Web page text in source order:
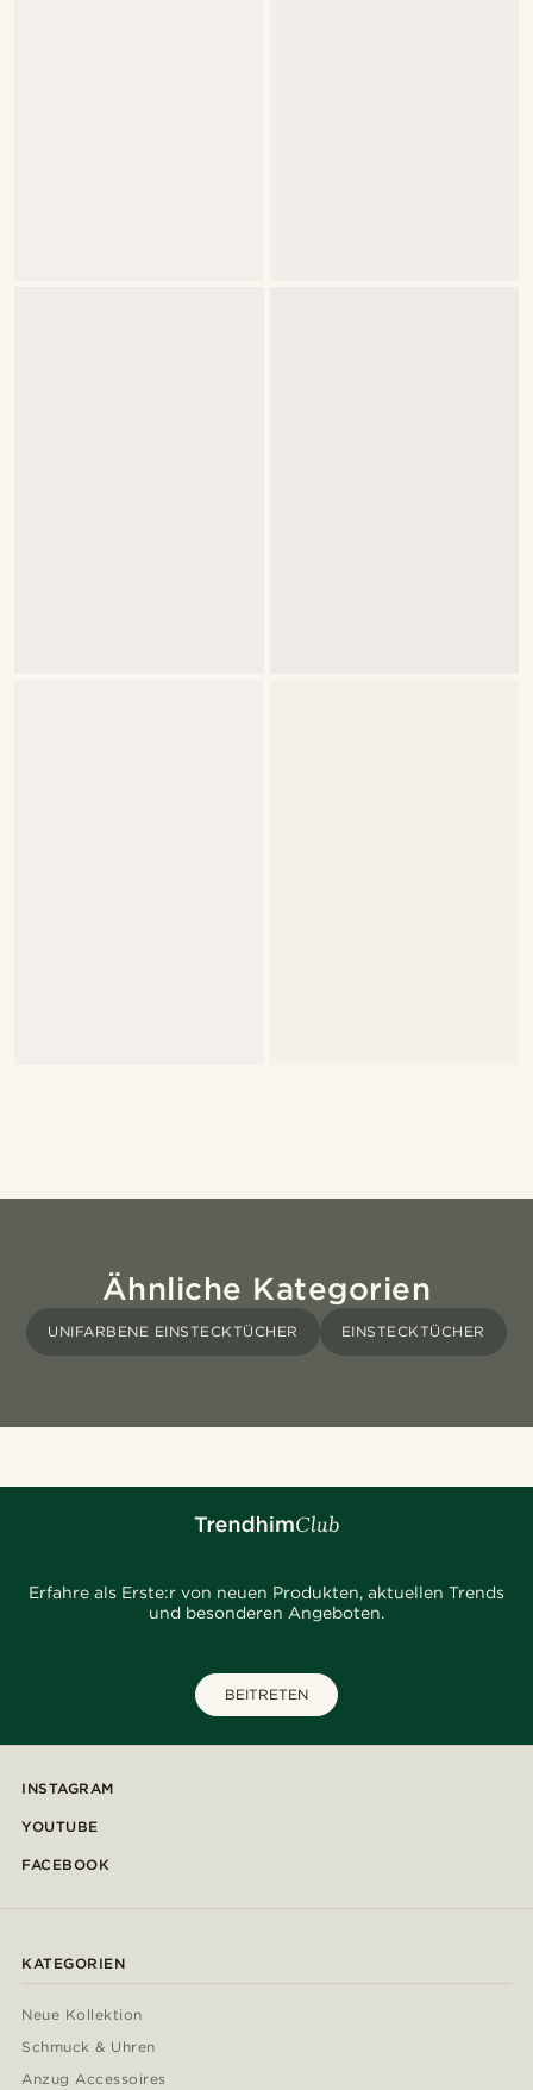
Ähnliche Kategorien
UNIFARBENE EINSTECKTÜCHER EINSTECKTÜCHER
Erfahre als Erste:r von neuen Produkten, aktuellen Trends
und besonderen Angeboten.
BEITRETEN
INSTAGRAM
YOUTUBE
FACEBOOK
KATEGORIEN
Neue Kollektion
Schmuck & Uhren
Anzug Accessoires